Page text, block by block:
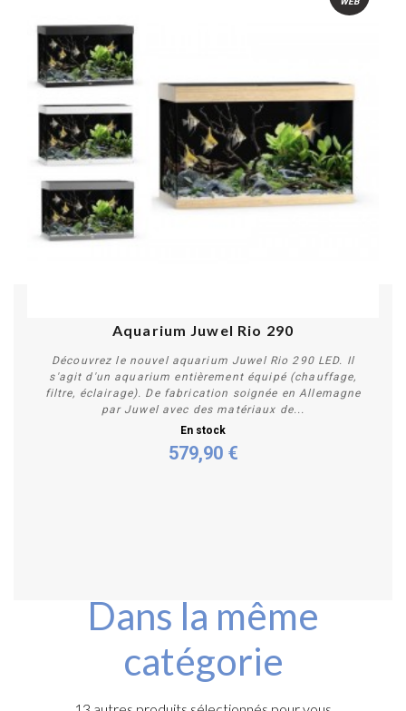
Aquarium Juwel Rio 290
Découvrez le nouvel aquarium Juwel Rio 290 LED. Il
s'agit d'un aquarium entièrement équipé (chauffage,
filtre, éclairage). De fabrication soignée en Allemagne
par Juwel avec des matériaux de...
En stock
579,90 €
Dans la même
catégorie